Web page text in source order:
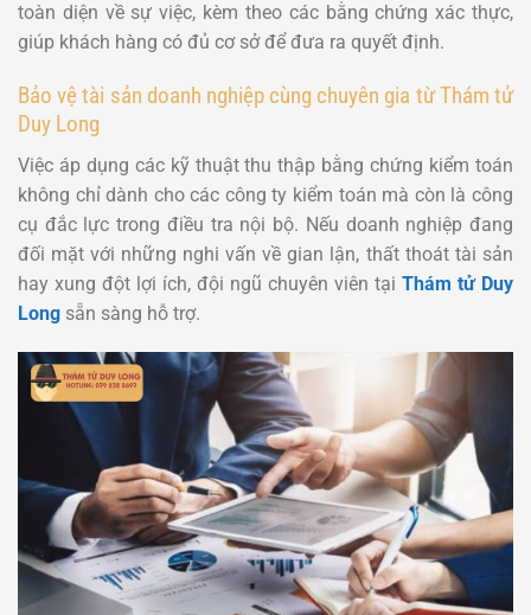
toàn diện về sự việc, kèm theo các bằng chứng xác thực,
giúp khách hàng có đủ cơ sở để đưa ra quyết định.
Bảo vệ tài sản doanh nghiệp cùng chuyên gia từ Thám tử
Duy Long
Việc áp dụng các kỹ thuật thu thập bằng chứng kiểm toán
không chỉ dành cho các công ty kiểm toán mà còn là công
cụ đắc lực trong điều tra nội bộ. Nếu doanh nghiệp đang
đối mặt với những nghi vấn về gian lận, thất thoát tài sản
hay xung đột lợi ích, đội ngũ chuyên viên tại Thám tử Duy
Long sẵn sàng hỗ trợ.